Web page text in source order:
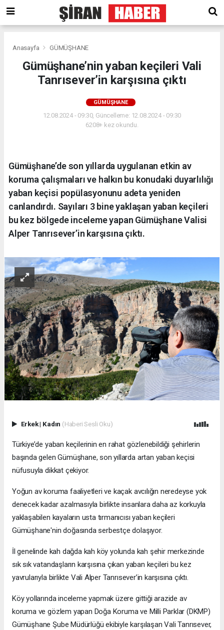
Anasayfa GÜMÜŞHANE
Gümüşhane’nin yaban keçileri Vali
Tanrısever’in karşısına çıktı
GÜMÜŞHANE
12.08.2024 - 09:30, Güncelleme: 12.08.2024 - 09:30
6208+ kez okundu.
Gümüşhane’de son yıllarda uygulanan etkin av
koruma çalışmaları ve halkın bu konudaki duyarlılığı
yaban keçisi popülasyonunu adeta yeniden
canlandırdı. Sayıları 3 bine yaklaşan yaban keçileri
bu kez bölgede inceleme yapan Gümüşhane Valisi
Alper Tanrısever’in karşısına çıktı.
Erkek| Kadın (Haberi Sesli Oku)
Türkiye’de yaban keçilerinin en rahat gözlenebildiği şehirlerin
başında gelen Gümüşhane, son yıllarda artan yaban keçisi
nüfusuyla dikkat çekiyor.
Yoğun av koruma faaliyetleri ve kaçak avcılığın neredeyse yok
denecek kadar azalmasıyla birlikte insanlara daha az korkuyla
yaklaşabilen kayaların usta tırmanıcısı yaban keçileri
Gümüşhane'nin doğasında serbestçe dolaşıyor.
İl genelinde kah dağda kah köy yolunda kah şehir merkezinde
sık sık vatandaşların karşısına çıkan yaban keçileri bu kez
yavrularıyla birlikte Vali Alper Tanrısever’in karşısına çıktı.
Köy yollarında inceleme yapmak üzere gittiği arazide av
koruma ve gözlem yapan Doğa Koruma ve Milli Parklar (DKMP)
Gümüşhane Şube Müdürlüğü ekibiyle karşılaşan Vali Tanrısever,